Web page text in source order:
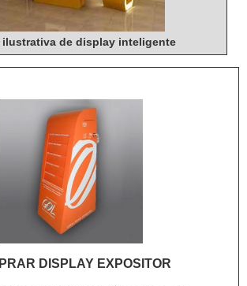
ilustrativa de display inteligente
DISPLAY EXPOSITOR